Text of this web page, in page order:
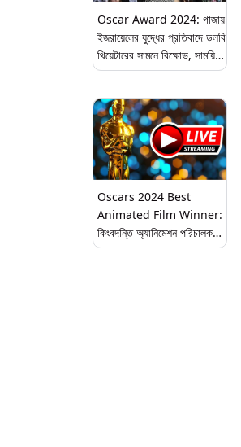
Oscar Award 2024: গাজায়
ইজরায়েলের যুদ্ধের প্রতিবাদে ডলবি
থিয়েটারের সামনে বিক্ষোভ, সাময়িক
স্তব্ধ লস অ্যাঞ্জেলস (দেখুন টুইট)
Oscars 2024 Best
Animated Film Winner:
কিংবদন্তি অ্যানিমেশন পরিচালক
হায়াও মিয়াজাকির 'দ্য বয় অ্যান্ড দ্য